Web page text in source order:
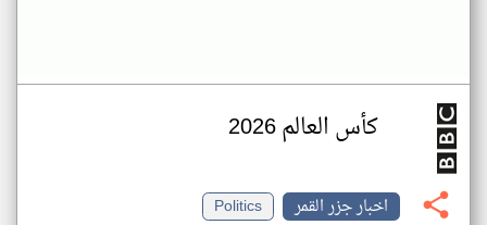
كأس العالم 2026
اخبار جزر القمر
Politics